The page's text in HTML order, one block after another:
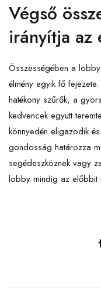
Végső
irányítja az
Összességében a
élmény egyik fő
hatékony szűrők, a
kedvencek együtt
könnyedén eligazodik
gondosság határozza
segédeszköznek vagy
lobby mindig az előbbit